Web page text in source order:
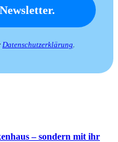
Datenschutzerklärung.
– sondern mit ihr